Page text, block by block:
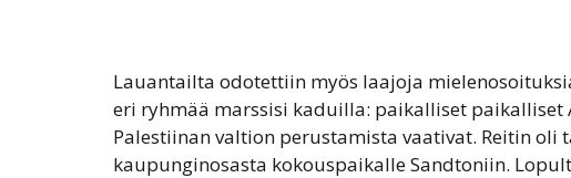
Lauantailta odotettiin myös laajoja
eri ryhmää marssisi kaduilla: paikalliset
Palestiinan valtion perustamista vaativat. Reitin oli
kaupunginosasta kokouspaikalle Sandtoniin.